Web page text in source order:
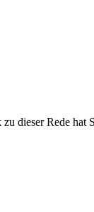
dieser Rede